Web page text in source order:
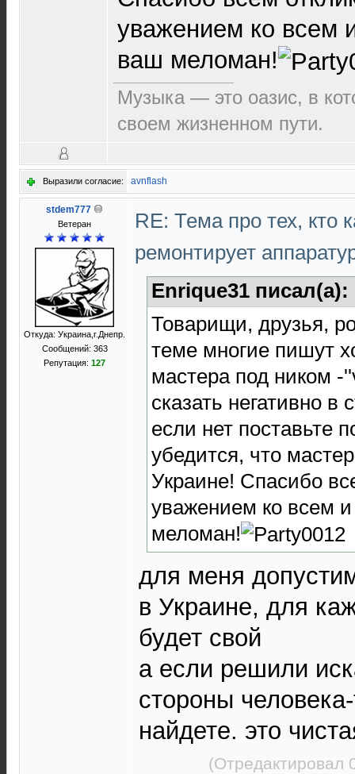
уважением ко всем
ваш меломан!
Музыка — это оазис, в
своем жизненном пути.
Выразили согласие: avnflash
stdem777
Ветеран
Откуда: Украина,г.Днепр.
Сообщений: 363
Репутация: 127
RE: Тема про тех, кто
ремонтирует
Enrique31 писал(а):
Товарищи, друзья,
теме многие пишут
мастера под ником
сказать негативно в
если нет поставьте
убедится, что
Украине! Спасибо
уважением ко всем
меломан!
для меня
в Украине, для
будет свой
а если решили
стороны
найдете. это
(Отредактировал